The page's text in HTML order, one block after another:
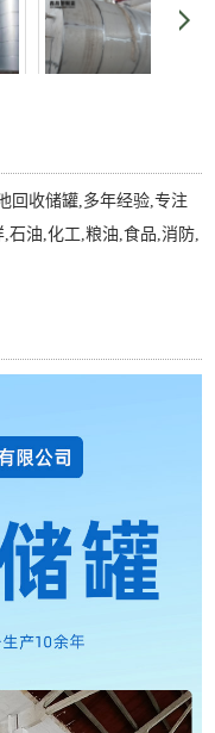
回收储罐,多年经验,专注
石油,化工,粮油,食品,消防,